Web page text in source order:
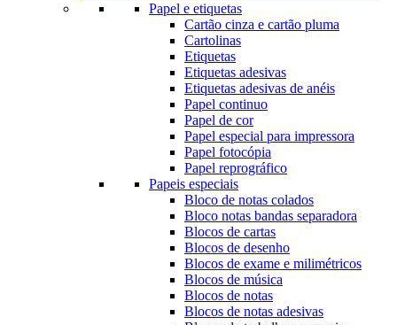
Papel e etiquetas
Cartão cinza e cartão pluma
Cartolinas
Etiquetas
Etiquetas adesivas
Etiquetas adesivas de anéis
Papel continuo
Papel de cor
Papel especial para impressora
Papel fotocópia
Papel reprográfico
Papeis especiais
Bloco de notas colados
Bloco notas bandas separadora
Blocos de cartas
Blocos de desenho
Blocos de exame e milimétricos
Blocos de música
Blocos de notas
Blocos de notas adesivas